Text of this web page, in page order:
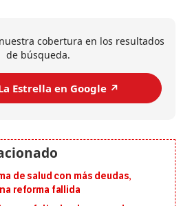
cobertura en los resultados
de búsqueda.
Estrella en Google ↗️
de salud con más deudas,
reforma fallida